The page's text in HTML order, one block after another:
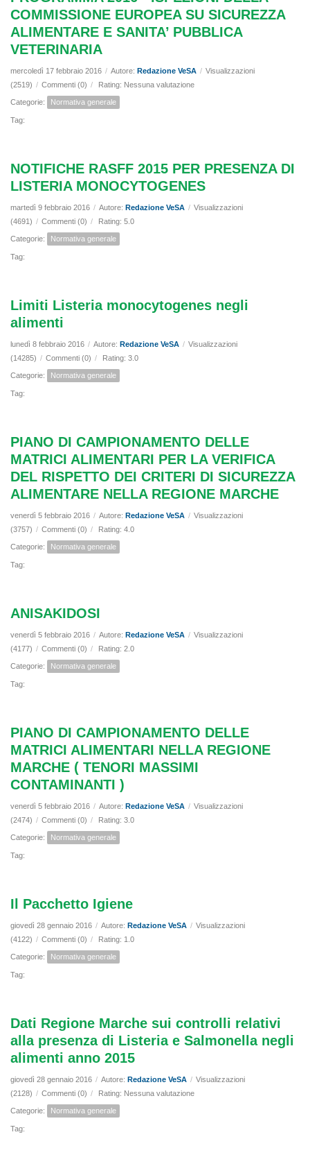
COMMISSIONE EUROPEA SU SICUREZZA
ALIMENTARE E SANITA’ PUBBLICA
VETERINARIA
mercoledì 17 febbraio 2016 / Autore: Redazione VeSA / Visualizzazioni
(2519) / Commenti (0) / Rating: Nessuna valutazione
Categorie: Normativa generale
Tag:
NOTIFICHE RASFF 2015 PER PRESENZA DI
LISTERIA MONOCYTOGENES
martedì 9 febbraio 2016 / Autore: Redazione VeSA / Visualizzazioni
(4691) / Commenti (0) / Rating: 5.0
Categorie: Normativa generale
Tag:
Limiti Listeria monocytogenes negli
alimenti
lunedì 8 febbraio 2016 / Autore: Redazione VeSA / Visualizzazioni
(14285) / Commenti (0) / Rating: 3.0
Categorie: Normativa generale
Tag:
PIANO DI CAMPIONAMENTO DELLE
MATRICI ALIMENTARI PER LA VERIFICA
DEL RISPETTO DEI CRITERI DI SICUREZZA
ALIMENTARE NELLA REGIONE MARCHE
venerdì 5 febbraio 2016 / Autore: Redazione VeSA / Visualizzazioni
(3757) / Commenti (0) / Rating: 4.0
Categorie: Normativa generale
Tag:
ANISAKIDOSI
venerdì 5 febbraio 2016 / Autore: Redazione VeSA / Visualizzazioni
(4177) / Commenti (0) / Rating: 2.0
Categorie: Normativa generale
Tag:
PIANO DI CAMPIONAMENTO DELLE
MATRICI ALIMENTARI NELLA REGIONE
MARCHE ( TENORI MASSIMI
CONTAMINANTI )
venerdì 5 febbraio 2016 / Autore: Redazione VeSA / Visualizzazioni
(2474) / Commenti (0) / Rating: 3.0
Categorie: Normativa generale
Tag:
Il Pacchetto Igiene
giovedì 28 gennaio 2016 / Autore: Redazione VeSA / Visualizzazioni
(4122) / Commenti (0) / Rating: 1.0
Categorie: Normativa generale
Tag:
Dati Regione Marche sui controlli relativi
alla presenza di Listeria e Salmonella negli
alimenti anno 2015
giovedì 28 gennaio 2016 / Autore: Redazione VeSA / Visualizzazioni
(2128) / Commenti (0) / Rating: Nessuna valutazione
Categorie: Normativa generale
Tag: